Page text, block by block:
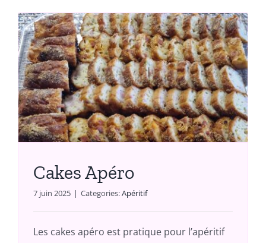
Cakes Apéro
7 juin 2025 | Categories:Apéritif
Les cakes apéro est pratique pour l’apéritif